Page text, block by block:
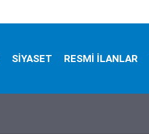
SİYASET RESMİ İLANLAR